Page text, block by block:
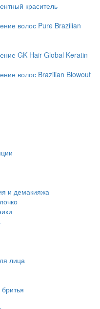
краситель
волос Pure Brazilian
GK Hair Global Keratin
волос Brazilian Blowout
и демакияжа
лица